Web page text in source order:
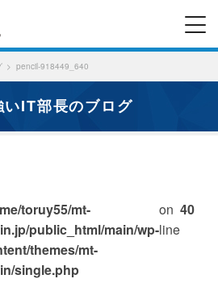
pencil-918449_640
いIT部長のブログ
toruy55/mt-
public_html/main/wp-
themes/mt-
single.php
on
line
40